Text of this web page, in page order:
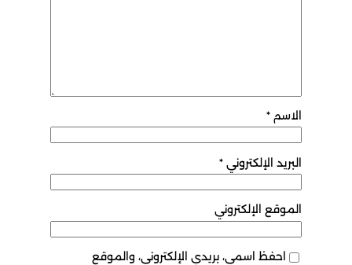
الاسم*
البريد الإلكتروني *
الموقع الإلكتروني
احفظ اسمي، بريدي الإلكتروني، والموقع